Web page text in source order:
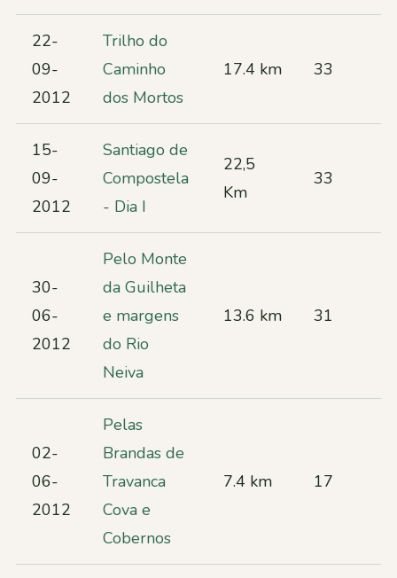
22-
09-
2012
Trilho do
Caminho
dos Mortos
17.4 km 33
15-
09-
2012
Santiago de
Compostela
- Dia I
22,5
Km
33
30-
06-
2012
Pelo Monte
da Guilheta
e margens
do Rio
Neiva
13.6 km 31
02-
06-
2012
Pelas
Brandas de
Travanca
Cova e
Cobernos
7.4 km 17